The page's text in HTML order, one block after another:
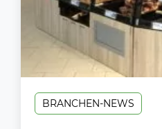
BRANCHEN-NEWS